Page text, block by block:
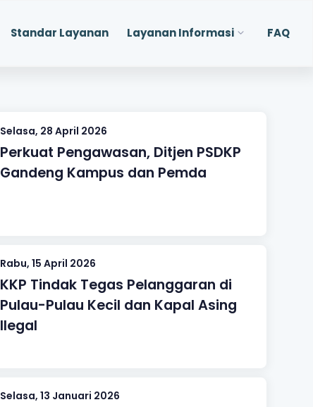
Standar Layanan Layanan Informasi FAQ
Selasa, 28 April 2026
Perkuat Pengawasan, Ditjen PSDKP
Gandeng Kampus dan Pemda
Rabu, 15 April 2026
KKP Tindak Tegas Pelanggaran di
Pulau-Pulau Kecil dan Kapal Asing
Ilegal
Selasa, 13 Januari 2026